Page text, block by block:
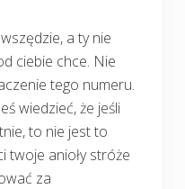
a ty nie
ciebie chce. Nie
tego numeru.
wiedzieć, że jeśli
to nie jest to
twoje anioły stróże
za